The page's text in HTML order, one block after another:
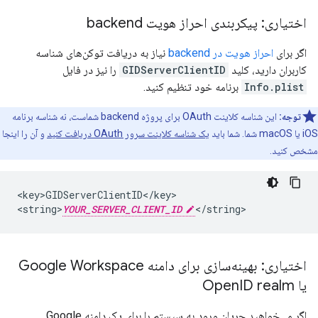
اختیاری: پیکربندی احراز هویت backend
اگر برای احراز هویت در backend
نیاز به دریافت توکن‌های شناسه
کاربران دارید، کلید GIDServerClientID را نیز در فایل
Info.plist برنامه خود تنظیم کنید.
توجه:
این شناسه کلاینت OAuth برای پروژه backend شماست، نه شناسه برنامه
iOS یا macOS شما. شما باید
یک شناسه کلاینت سرور OAuth دریافت کنید
و آن را اینجا
مشخص کنید.
<key>GIDServerClientID</key>
<string> YOUR_SERVER_CLIENT_ID </string>
اختیاری: بهینه‌سازی برای دامنه Google Workspace
یا Open ID realm